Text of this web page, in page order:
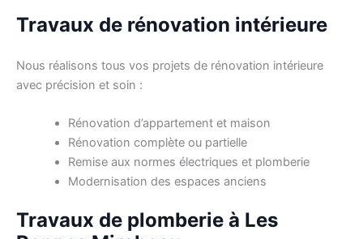
Travaux de rénovation intérieure
Nous réalisons tous vos projets de rénovation intérieure
avec précision et soin :
Rénovation d’appartement et maison
Rénovation complète ou partielle
Remise aux normes électriques et plomberie
Modernisation des espaces anciens
Travaux de plomberie à Les